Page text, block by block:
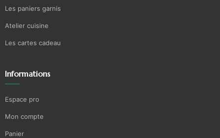
Les paniers garnis
Atelier cuisine
Les cartes cadeau
Informations
Espace pro
Mon compte
Panier